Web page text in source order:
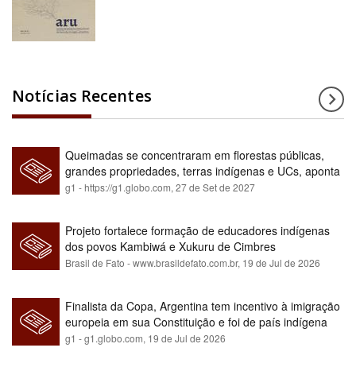
Notícias Recentes
Queimadas se concentraram em florestas públicas,
grandes propriedades, terras indígenas e UCs, aponta
relatório
g1 - https://g1.globo.com, 27 de Set de 2027
Projeto fortalece formação de educadores indígenas
dos povos Kambiwá e Xukuru de Cimbres
Brasil de Fato - www.brasildefato.com.br, 19 de Jul de 2026
Finalista da Copa, Argentina tem incentivo à imigração
europeia em sua Constituição e foi de país indígena
para maioria branca
g1 - g1.globo.com, 19 de Jul de 2026